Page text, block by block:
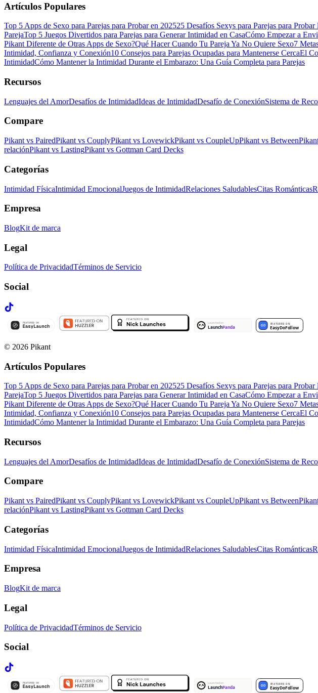
Artículos Populares
Top 5 Apps de Sexo para Parejas para Probar en 202525 Desafíos Sexys para Parejas para Probar
ParejaTop 5 Juegos Divertidos para Parejas para Generar Intimidad en CasaCómo Empezar a
Pikant Diferente de Otras Apps de Sexo?Qué Hacer Cuando Tu Pareja Ya No Quiere Sexo7
Intimidad, Confianza y Conexión10 Consejos para Parejas Ocupadas para Mantenerse CercaEl
IntimidadCómo Mantener la Intimidad Durante el Embarazo: Una Guía Completa para Parejas
Recursos
Lenguajes del AmorDesafíos de IntimidadIdeas de IntimidadDesafío de ConexiónSistema de
Compare
Pikant vs PairedPikant vs CouplyPikant vs LovewickPikant vs CoupleUpPikant vs Between
relaciónPikant vs LastingPikant vs Gottman Card Decks
Categorías
Intimidad FísicaIntimidad EmocionalJuegos de IntimidadRelaciones SaludablesCitas Románticas
Empresa
BlogKit de marca
Legal
Política de PrivacidadTérminos de Servicio
Social
© 2026 Pikant
Artículos Populares
Top 5 Apps de Sexo para Parejas para Probar en 202525 Desafíos Sexys para Parejas para Probar
ParejaTop 5 Juegos Divertidos para Parejas para Generar Intimidad en CasaCómo Empezar a
Pikant Diferente de Otras Apps de Sexo?Qué Hacer Cuando Tu Pareja Ya No Quiere Sexo7
Intimidad, Confianza y Conexión10 Consejos para Parejas Ocupadas para Mantenerse CercaEl
IntimidadCómo Mantener la Intimidad Durante el Embarazo: Una Guía Completa para Parejas
Recursos
Lenguajes del AmorDesafíos de IntimidadIdeas de IntimidadDesafío de ConexiónSistema de
Compare
Pikant vs PairedPikant vs CouplyPikant vs LovewickPikant vs CoupleUpPikant vs Between
relaciónPikant vs LastingPikant vs Gottman Card Decks
Categorías
Intimidad FísicaIntimidad EmocionalJuegos de IntimidadRelaciones SaludablesCitas Románticas
Empresa
BlogKit de marca
Legal
Política de PrivacidadTérminos de Servicio
Social